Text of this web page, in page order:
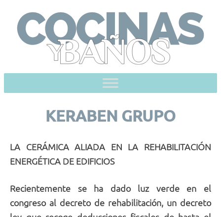
content
KERABEN GRUPO
LA CERÁMICA ALIADA EN LA REHABILITACIÓN
ENERGÉTICA DE EDIFICIOS
Recientemente se ha dado luz verde en el
congreso al decreto de rehabilitación, un decreto